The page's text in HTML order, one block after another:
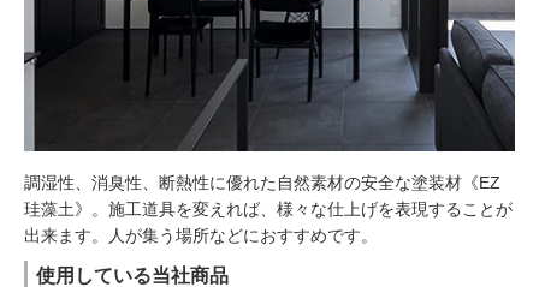
調湿性、消臭性、断熱性に優れた自然素材の安全な塗装材《EZ
珪藻土》。施工道具を変えれば、様々な仕上げを表現することが
出来ます。人が集う場所などにおすすめです。
使用している当社商品